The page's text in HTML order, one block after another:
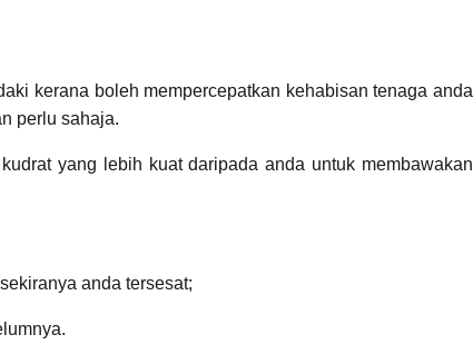
kerana boleh mempercepatkan kehabisan tenaga anda
perlu sahaja.
yang lebih kuat daripada anda untuk membawakan
anda tersesat;